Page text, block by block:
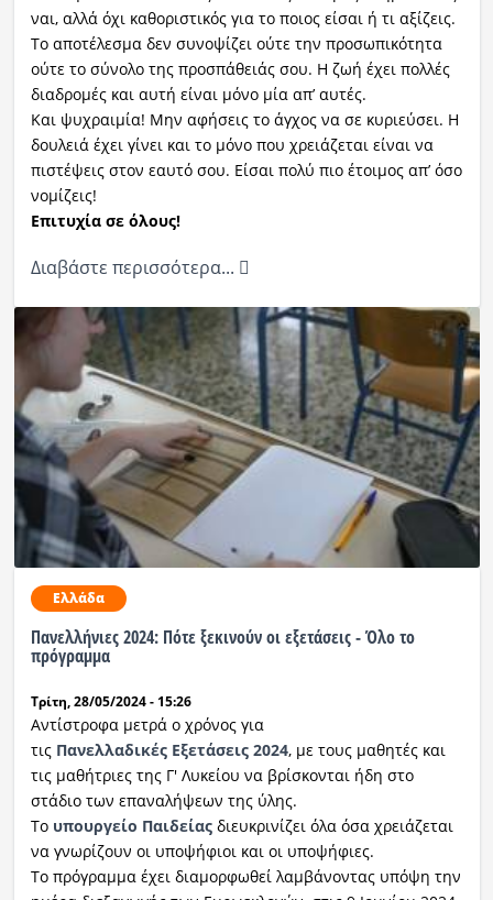
ναι, αλλά όχι καθοριστικός για το ποιος είσαι ή τι αξίζεις.
Το αποτέλεσμα δεν συνοψίζει ούτε την προσωπικότητα
ούτε το σύνολο της προσπάθειάς σου. Η ζωή έχει πολλές
διαδρομές και αυτή είναι μόνο μία απ’ αυτές.
Και ψυχραιμία! Μην αφήσεις το άγχος να σε κυριεύσει. Η
δουλειά έχει γίνει και το μόνο που χρειάζεται είναι να
πιστέψεις στον εαυτό σου. Είσαι πολύ πιο έτοιμος απ’ όσο
νομίζεις!
Επιτυχία σε όλους!
Διαβάστε περισσότερα...
Ελλάδα
Πανελλήνιες 2024: Πότε ξεκινούν οι εξετάσεις - Όλο το
πρόγραμμα
Τρίτη, 28/05/2024 - 15:26
Αντίστροφα μετρά ο χρόνος για
τις Πανελλαδικές Εξετάσεις 2024, με τους μαθητές και
τις μαθήτριες της Γ' Λυκείου να βρίσκονται ήδη στο
στάδιο των επαναλήψεων της ύλης.
Το υπουργείο Παιδείαςδιευκρινίζει όλα όσα χρειάζεται
να γνωρίζουν οι υποψήφιοι και οι υποψήφιες.
Το πρόγραμμα έχει διαμορφωθεί λαμβάνοντας υπόψη την